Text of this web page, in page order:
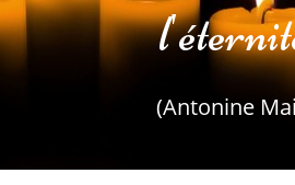
(Antonine